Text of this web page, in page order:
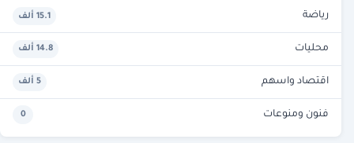
رياضة 15.1 ألف
محليات 14.8 ألف
اقتصاد واسهم 5 ألف
فنون ومنوعات 0